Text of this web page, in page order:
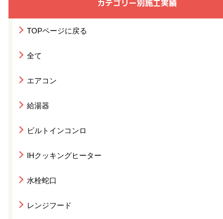
カテゴリー別施工実績
TOPページに戻る
全て
エアコン
給湯器
ビルトインコンロ
IHクッキングヒーター
水栓蛇口
レンジフード